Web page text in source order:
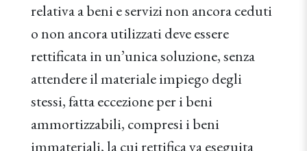
relativa a beni e servizi non ancora ceduti
o non ancora utilizzati deve essere
rettificata in un’unica soluzione, senza
attendere il materiale impiego degli
stessi, fatta eccezione per i beni
ammortizzabili, compresi i beni
immateriali, la cui rettifica va eseguita